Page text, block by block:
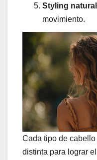
Styling natural
movimiento.
Cada tipo de
distinta para lograr